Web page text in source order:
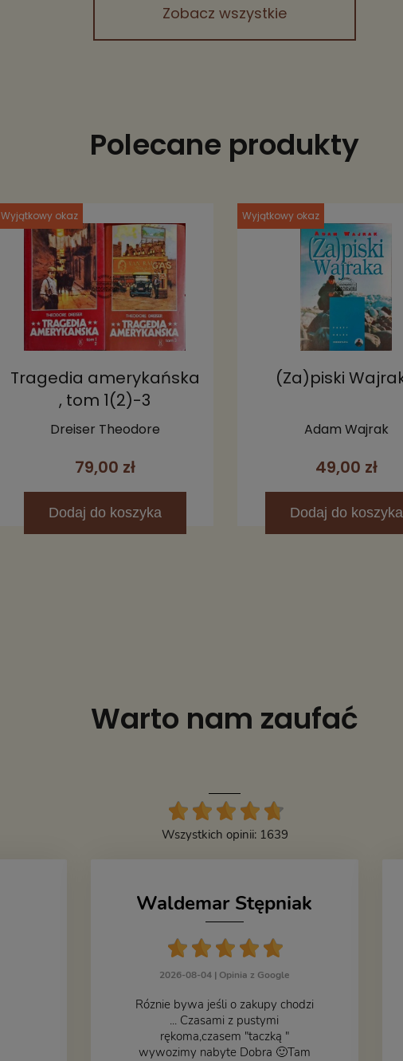
Zobacz wszystkie
Polecane produkty
Wyjątkowy okaz
Tragedia amerykańska
, tom 1(2)-3
Dreiser Theodore
79,00 zł
Dodaj do koszyka
Wyjątkowy okaz
(Za)piski
Adam Wajrak
49,00 zł
Dodaj do koszyka
Warto nam zaufać
Wszystkich opinii: 1639
Waldemar Stępniak
2026-08-04 | Opinia z Google
Róznie bywa jeśli o zakupy chodzi
... Czasami z pustymi
rękoma,czasem "taczką "
wywozimy nabyte Dobra 🙂Tam